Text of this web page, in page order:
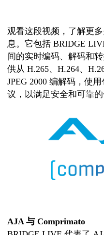
观看这段视频，了解更
息。它包括 BRIDGE
间的实时编码、解码和
供从 H.265、H.264、
JPEG 2000 编解码，使
议，以满足安全和可靠的
AJA 与 Comprimato